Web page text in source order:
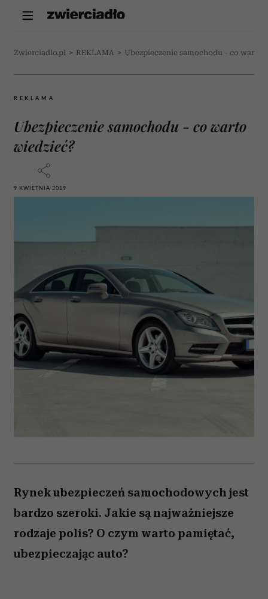
Zwierciadlo.pl > REKLAMA > Ubezpieczenie samochodu - co warto
REKLAMA
Ubezpieczenie samochodu - co warto
wiedzieć?
9 KWIETNIA 2019
Rynek ubezpieczeń samochodowych jest
bardzo szeroki. Jakie są najważniejsze
rodzaje polis? O czym warto pamiętać,
ubezpieczając auto?